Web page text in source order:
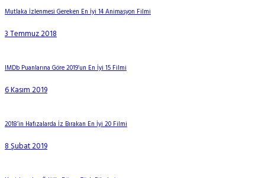
Mutlaka İzlenmesi Gereken En İyi 14 Animasyon Filmi
3 Temmuz 2018
IMDb Puanlarına Göre 2019’un En İyi 15 Filmi
6 Kasım 2019
2018’in Hafızalarda İz Bırakan En İyi 20 Filmi
8 Şubat 2019